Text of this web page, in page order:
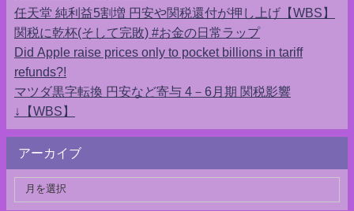
任天堂 純利益5割増 円安や関税還付が押し上げ【WBS】
関税に乾杯(そして完敗) #お金の日常ラップ
Did Apple raise prices only to pocket billions in tariff
refunds?!
マツダ黒字転換 円安など寄与 4－6月期 関税影響
↓【WBS】
アーカイブ